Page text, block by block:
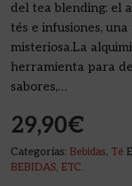
del tea blending: el
tés e infusiones,
misteriosa.La
herramienta para
sabores,…
29,90€
Categorías: Bebidas, Té
BEBIDAS, ETC.